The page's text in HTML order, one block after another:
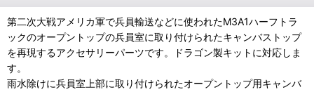
第二次大戦アメリカ軍で兵員輸送などに使われたM3A1ハーフトラ
ックのオープントップの兵員室に取り付けられたキャンバストップ
を再現するアクセサリーパーツです。ドラゴン製キットに対応しま
す。
雨水除けに兵員室上部に取り付けられたオープントップ用キャンバ